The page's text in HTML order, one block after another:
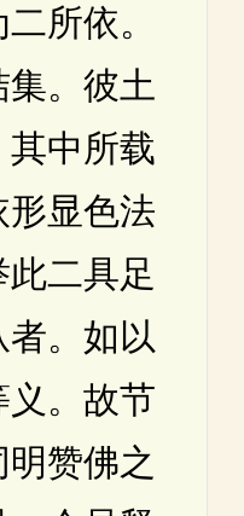
所依。
。彼土
其中所载
显色法
二具足
。如以
义。故节
赞佛之